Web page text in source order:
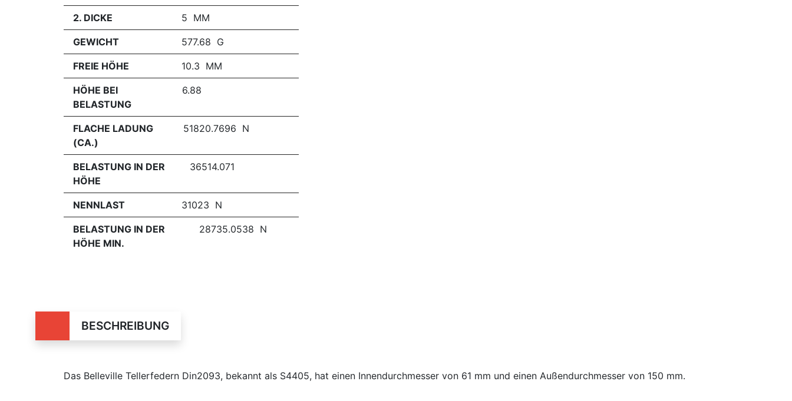
2. DICKE 5 MM
GEWICHT 577.68 G
FREIE HÖHE 10.3 MM
HÖHE BEI
BELASTUNG
6.88
FLACHE LADUNG
(CA.)
51820.7696 N
BELASTUNG IN DER
HÖHE
36514.071
NENNLAST 31023 N
BELASTUNG IN DER
HÖHE MIN.
28735.0538 N
BESCHREIBUNG
Das Belleville Tellerfedern Din2093, bekannt als S4405, hat einen Innendurchmesser von 61 mm und einen Außendurchmesser von 150 mm.